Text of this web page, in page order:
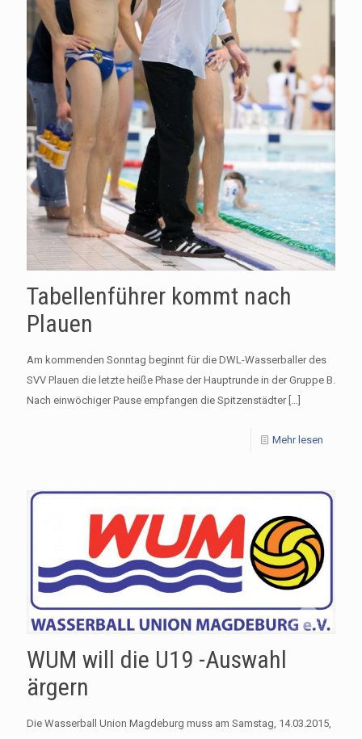
Tabellenführer kommt nach
Plauen
Am kommenden Sonntag beginnt für die DWL-Wasserballer des
SVV Plauen die letzte heiße Phase der Hauptrunde in der Gruppe B.
Nach einwöchiger Pause empfangen die Spitzenstädter[…]
Mehr lesen
WUM will die U19 -Auswahl
ärgern
Die Wasserball Union Magdeburg muss am Samstag, 14.03.2015,